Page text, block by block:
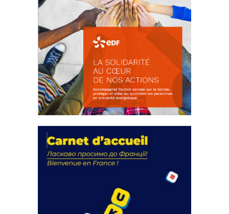
actions
18 septembre 2023
FEUILLETER